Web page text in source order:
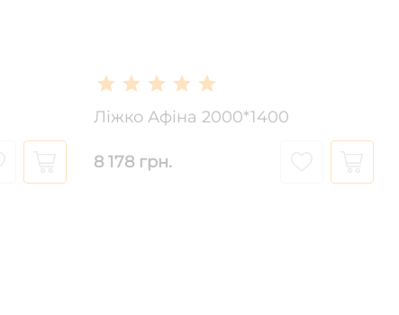
Ліжко Афіна 2000*1400
8 178 грн.